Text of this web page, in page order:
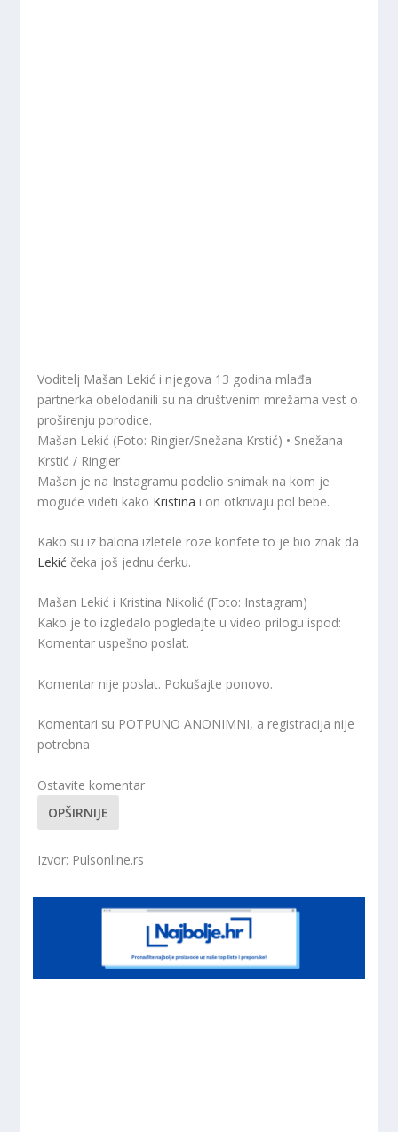
Voditelj Mašan Lekić i njegova 13 godina mlađa
partnerka obelodanili su na društvenim mrežama vest o
proširenju porodice.
Mašan Lekić (Foto: Ringier/Snežana Krstić) • Snežana
Krstić / Ringier
Mašan je na Instagramu podelio snimak na kom je
moguće videti kako Kristina i on otkrivaju pol bebe.
Kako su iz balona izletele roze konfete to je bio znak da
Lekić čeka još jednu ćerku.
Mašan Lekić i Kristina Nikolić (Foto: Instagram)
Kako je to izgledalo pogledajte u video prilogu ispod:
Komentar uspešno poslat.
Komentar nije poslat. Pokušajte ponovo.
Komentari su POTPUNO ANONIMNI, a registracija nije
potrebna
Ostavite komentar
OPŠIRNIJE
Izvor: Pulsonline.rs